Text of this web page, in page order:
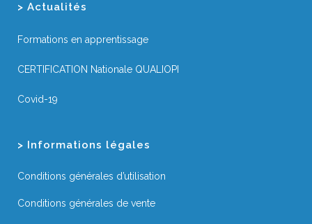
> Actualités
Formations en apprentissage
CERTIFICATION Nationale QUALIOPI
Covid-19
> Informations légales
Conditions générales d’utilisation
Conditions générales de vente